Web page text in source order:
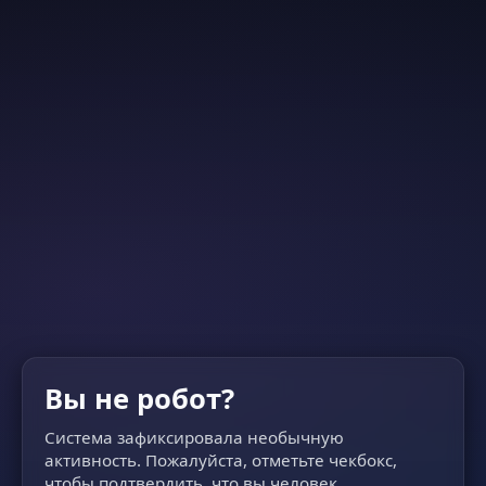
Вы не робот?
Система зафиксировала необычную
активность. Пожалуйста, отметьте чекбокс,